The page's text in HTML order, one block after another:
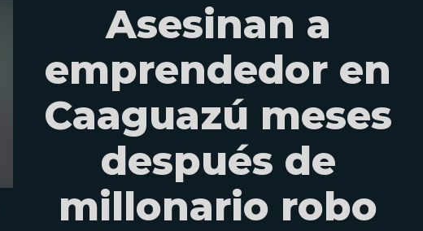
Asesinan a
emprendedor en
Caaguazú meses
después de
millonario robo